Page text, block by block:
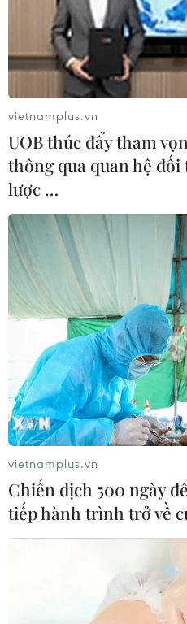
vietnamplus.vn
UOB thúc đẩy tham
thông qua quan hệ
lược …
vietnamplus.vn
Chiến dịch 500 ngày
tiếp hành trình trở về